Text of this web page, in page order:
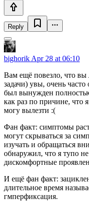
Reply
bighorik Apr 28 at 06:10
Вам ещё повезло, что вы
задачи) увы, очень
был вынужден
как раз по причине, что
могу вылезти :(
Фан факт: симптомы
могут скрываться за
изучать и обращаться
обнаружил, что я тупо
дискомфортные
И ещё фан факт:
длительное время
гмперфиксация.